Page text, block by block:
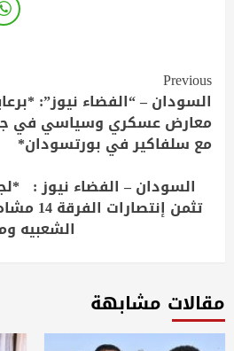
Continue
Reading
Previous
السودان – “الفضاء نيوز”:
معارض عسكري وسياسي في
مع سلفاكير في بورتسودان*
السودان – الفضاء نيوز :
تثمن
الشعبيه
مقالات مشابهة